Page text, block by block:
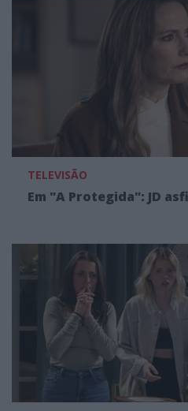
TELEVISÃO
Em "A Protegida": JD